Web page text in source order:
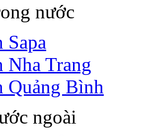
nước
Nha Trang
Quảng Bình
ngoài